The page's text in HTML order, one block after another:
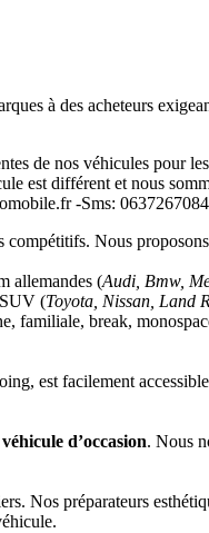
à des acheteurs
de nos véhicules pour
est différent et nous
-Sms:
compétitifs. Nous
allemandes (Audi, Bmw,
(Toyota, Nissan, Land
familiale, break,
est facilement
véhicule d’occasion. Nous
Nos préparateurs